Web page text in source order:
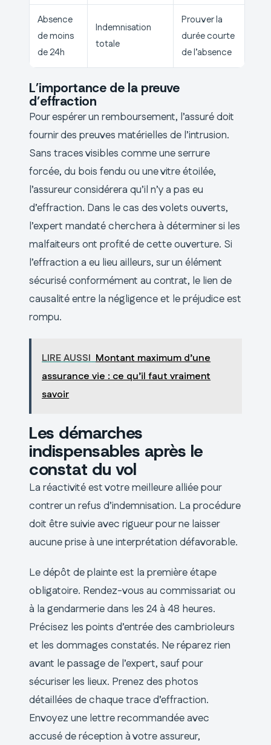
Absence
de moins
de 24h
Indemnisation
totale
Prouver la
durée courte
de l’absence
L’importance de la preuve
d’effraction
Pour espérer un remboursement, l’assuré doit
fournir des preuves matérielles de l’intrusion.
Sans traces visibles comme une serrure
forcée, du bois fendu ou une vitre étoilée,
l’assureur considérera qu’il n’y a pas eu
d’effraction. Dans le cas des volets ouverts,
l’expert mandaté cherchera à déterminer si les
malfaiteurs ont profité de cette ouverture. Si
l’effraction a eu lieu ailleurs, sur un élément
sécurisé conformément au contrat, le lien de
causalité entre la négligence et le préjudice est
rompu.
LIRE AUSSI Montant maximum d’une
assurance vie : ce qu’il faut vraiment
savoir
Les démarches
indispensables après le
constat du vol
La réactivité est votre meilleure alliée pour
contrer un refus d’indemnisation. La procédure
doit être suivie avec rigueur pour ne laisser
aucune prise à une interprétation défavorable.
Le dépôt de plainte est la première étape
obligatoire. Rendez-vous au commissariat ou
à la gendarmerie dans les 24 à 48 heures.
Précisez les points d’entrée des cambrioleurs
et les dommages constatés. Ne réparez rien
avant le passage de l’expert, sauf pour
sécuriser les lieux. Prenez des photos
détaillées de chaque trace d’effraction.
Envoyez une lettre recommandée avec
accusé de réception à votre assureur,